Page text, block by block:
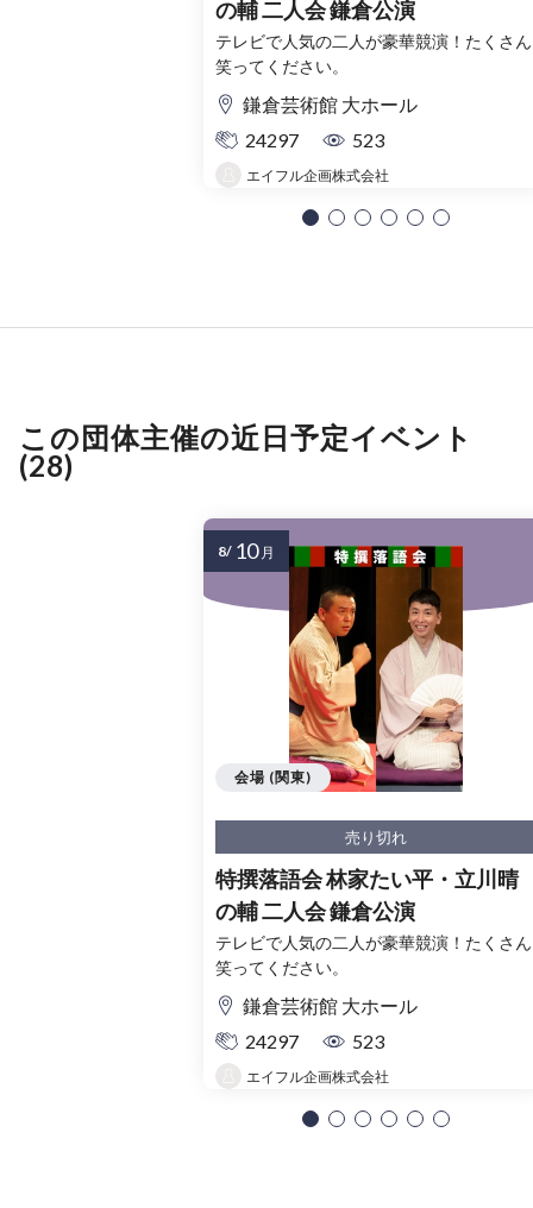
の輔 二人会 鎌倉公演
テレビで人気の二人が豪華競演！たくさん
笑ってください。
鎌倉芸術館 大ホール
24297
523
エイフル企画株式会社
この団体主催の近日予定イベント
(28)
売り切れ
特撰落語会 林家たい平・立川晴
の輔 二人会 鎌倉公演
テレビで人気の二人が豪華競演！たくさん
笑ってください。
鎌倉芸術館 大ホール
24297
523
エイフル企画株式会社
会場 (関東)
8/ 10 月